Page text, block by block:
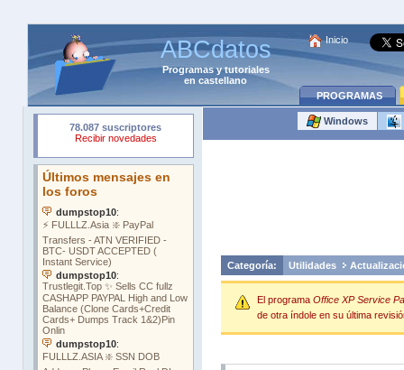
ABCdatos
Programasytutoriales
en castellano
Inicio
PROGRAMAS
Windows
Categoría: Utilidades
El programa Office XP Service
de otra índole en su última